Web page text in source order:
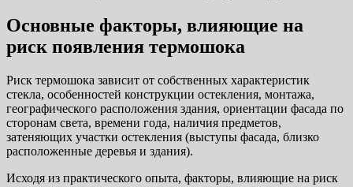
Основные факторы, влияющие на
риск появления термошока
Риск термошока зависит от собственных характеристик
стекла, особенностей конструкции остекления, монтажа,
географического расположения здания, ориентации фасада по
сторонам света, времени года, наличия предметов,
затеняющих участки остекления (выступы фасада, близко
расположенные деревья и здания).
Исходя из практического опыта, факторы, влияющие на риск